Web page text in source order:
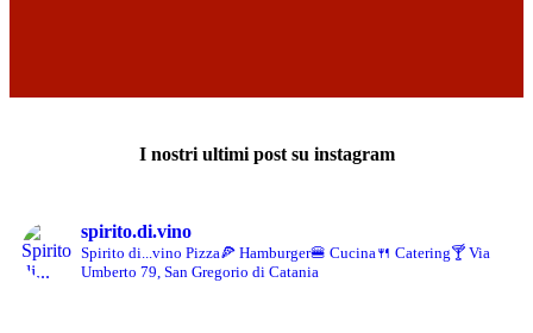
I nostri ultimi post su instagram
spirito.di.vino
Spirito di...vino Pizza🍕 Hamburger🍔 Cucina🍴 Catering🍸 Via
Umberto 79, San Gregorio di Catania